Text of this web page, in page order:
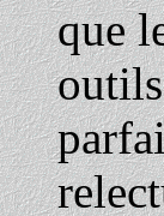
que